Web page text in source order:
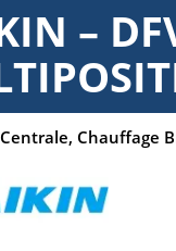
–
Centrale, Chauffage